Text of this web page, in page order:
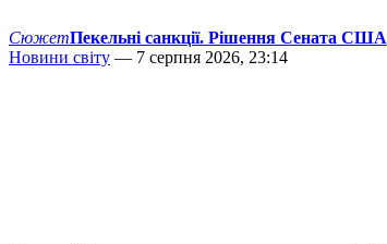
СюжетПекельні санкції. Рішення Сената США
Новини світу — 7 серпня 2026, 23:14